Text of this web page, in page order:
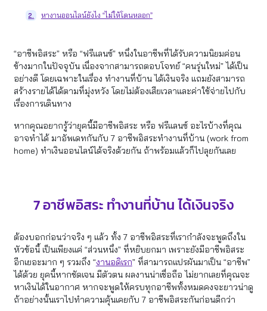
2. หางานออนไลน์ยังไง “ไม่ให้โดนหลอก”
“อาชีพอิสระ” หรือ “ฟรีแลนซ์” หนึ่งในอาชีพที่ได้รับความนิยมค่อน
ข้างมากในปัจจุบัน เนื่องจากสามารถตอบโจทย์ “คนรุ่นใหม่” ได้เป็น
อย่างดี โดยเฉพาะในเรื่อง ทํางานที่บ้าน ได้เงินจริง แถมยังสามารถ
สร้างรายได้ได้ตามที่มุ่งหวัง โดยไม่ต้องเสียเวลาและค่าใช้จ่ายไปกับ
เรื่องการเดินทาง
หากคุณอยากรู้ว่ายุคนี้มีอาชีพอิสระ หรือ ฟรีแลนซ์ อะไรบ้างที่คุณ
อาจทำได้ มาอัพเดทกันกับ 7 อาชีพอิสระทำงานที่บ้าน (work from
home) ทำเงินออนไลน์ได้จริงด้วยกัน ถ้าพร้อมแล้วก็ไปลุยกันเลย
7 อาชีพอิสระ ทํางานที่บ้าน ได้เงินจริง
ต้องบอกก่อนว่าจริง ๆ แล้ว ทั้ง 7 อาชีพอิสระที่เรากำลังจะพูดถึงใน
หัวข้อนี้ เป็นเพียงแค่ “ส่วนหนึ่ง” ที่หยิบยกมา เพราะยังมีอาชีพอิสระ
อีกเยอะมาก ๆ รวมถึง “งานอดิเรก” ที่สามารถแปรผันมาเป็น “อาชีพ”
ได้ด้วย ยุคนี้หากชัดเจน มีตัวตน ผลงานน่าเชื่อถือ ไม่ยากเลยที่คุณจะ
หาเงินได้ในอากาศ หากจะพูดให้ครบทุกอาชีพทั้งหมดคงจะยาวน่าดู
ถ้าอย่างนั้นเราไปทำความคุ้นเคยกับ 7 อาชีพอิสระกันก่อนดีกว่า